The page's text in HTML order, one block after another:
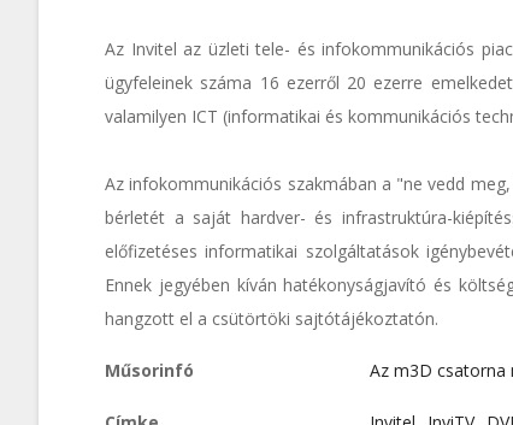
Az Invitel az üzleti tele- és infokommunikációs
ügyfeleinek száma 16 ezerről 20 ezerre
valamilyen ICT (informatikai és kommunikációs
Az infokommunikációs szakmában a "ne vedd
bérletét a saját hardver- és infrastruktúra-
előfizetéses informatikai szolgáltatások
Ennek jegyében kíván hatékonyságjavító és
hangzott el a csütörtöki sajtótájékoztatón.
Műsorinfó Az m3D csatorna